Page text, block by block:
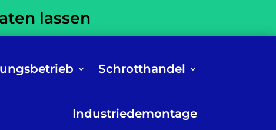
lassen
Schrotthandel
Industriedemontage